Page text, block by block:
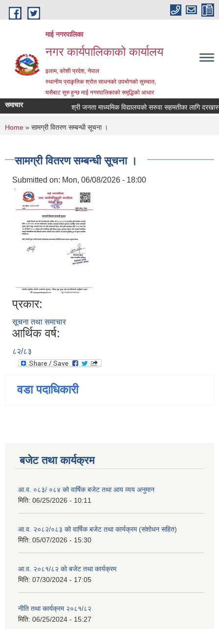
Skip to main content
माई नगरपालिका
नगर कार्यपालिकाको कार्यालय
इलाम, कोशी प्रदेश, नेपाल
स्थानीय प्राकृतिक श्रोत साधनको उपभोगको सुरुवात,
यसैबाट सुरु हुन्छ माई नगरपालिकाको समृद्धिको आधार
समाचार श्री जनता माध्यमिक विद्यालयको सरुवा सहमतीका लागि दरखास्त
You are here
Home » सामग्री वितरण सम्बन्धी सूचना ।
सामग्री वितरण सम्बन्धी सूचना ।
Submitted on: Mon, 06/08/2026 - 18:00
प्रकार:
सूचना तथा समाचार
आर्थिक वर्ष:
८२/८३
वडा पदाधिकारी
बजेट तथा कार्यक्रम
आ.व. ०८३/ ०८४ को वार्षिक बजेट तथा आय व्यय अनुमान
मिति: 06/25/2026 - 10:11
आ.व. २०८२/०८३ को वार्षिक बजेट तथा कार्यक्रम (संशोधन सहित)
मिति: 05/07/2026 - 15:30
आ.व. २०८१/८२ को बजेट तथा कार्यक्रम
मिति: 07/30/2024 - 17:05
नीति तथा कार्यक्रम २०८१/८२
मिति: 06/25/2024 - 15:27